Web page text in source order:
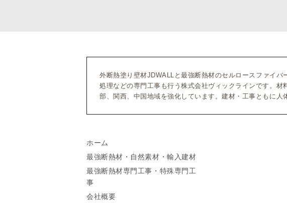
外断熱塗り壁材JDWALLと最強断熱材のセルロースファイ
処理などの専門工事も行う株式会社ヴィックラインです。
部、関西、中国地域を強化しています。建材・工事ともに人
ホーム
最強断熱材・自然素材・輸入建材
最強断熱材専門工事・特殊専門工
事
会社概要